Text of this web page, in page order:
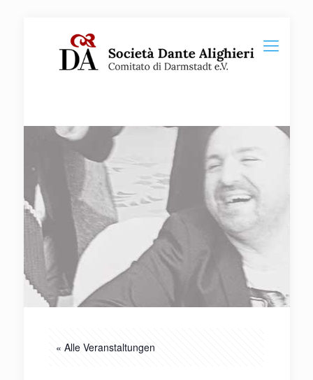
« Alle Veranstaltungen